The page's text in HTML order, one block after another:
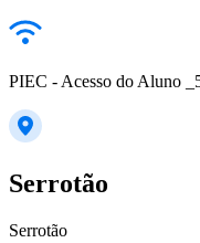
PIEC - Acesso do Aluno
Serrotão
Serrotão